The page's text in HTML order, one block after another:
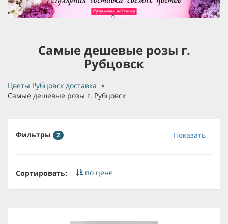
Самые дешевые розы г.
Рубцовск
Цветы Рубцовск доставка
Самые дешевые розы г. Рубцовск
Фильтры 2 Показать
Сортировать: по цене